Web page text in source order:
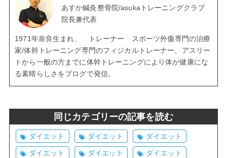
あすか鍼灸整骨院/asukaトレーニングクラブ
院長兼代表
1971年奈良生まれ、 トレーナー スポーツ外傷専門の治療
家/体幹トレーニング専門のフィジカルトレーナー。アスリー
トから一般の方までに体幹トレーニングにより体が健康にな
る素晴らしさをブログで発信。
同じカテゴリーの記事を読む
ダイエット ダイエット ダイエット
ダイエット ダイエット ダイエット